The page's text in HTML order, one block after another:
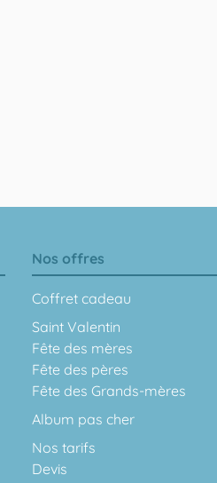
Nos offres
Coffret cadeau
Saint Valentin
Fête des mères
Fête des pères
Fête des Grands-mères
Album pas cher
Nos tarifs
Devis